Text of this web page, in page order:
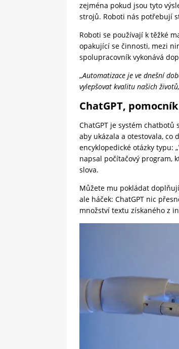
zejména pokud jsou tyto
strojů. Roboti nás potřebují
Roboti se používají k těžké
opakující se činnosti, mezi
spolupracovník vykonává
„Automatizace je ve dnešní
vylepšovat kvalitu našich
ChatGPT,
ChatGPT je systém chatbotů
aby ukázala a otestovala, co
encyklopedické otázky typu:
napsal počítačový program,
slova.
Můžete mu pokládat
ale háček: ChatGPT nic
množství textu získaného z